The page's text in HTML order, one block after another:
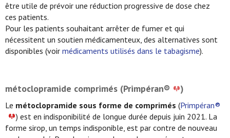
être utile de prévoir une réduction progressive de dose chez
ces patients.
Pour les patients souhaitant arrêter de fumer et qui
nécessitent un soutien médicamenteux, des alternatives sont
disponibles (voir médicaments utilisés dans le tabagisme).
métoclopramide comprimés (Primpéran® )
Le métoclopramide sous forme de comprimés (Primpéran®
) est en indisponibilité de longue durée depuis juin 2021. La
forme sirop, un temps indisponible, est par contre de nouveau